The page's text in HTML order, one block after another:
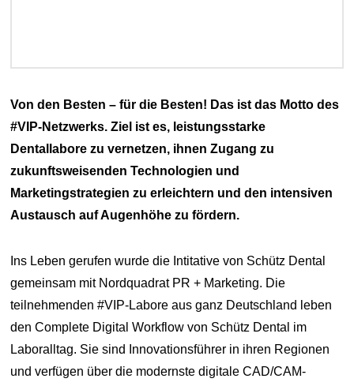
Von den Besten – für die Besten! Das ist das Motto des
#VIP-Netzwerks. Ziel ist es, leistungsstarke
Dentallabore zu vernetzen, ihnen Zugang zu
zukunftsweisenden Technologien und
Marketingstrategien zu erleichtern und den intensiven
Austausch auf Augenhöhe zu fördern.
Ins Leben gerufen wurde die Intitative von Schütz Dental
gemeinsam mit Nordquadrat PR + Marketing. Die
teilnehmenden #VIP-Labore aus ganz Deutschland leben
den Complete Digital Workflow von Schütz Dental im
Laboralltag. Sie sind Innovationsführer in ihren Regionen
und verfügen über die modernste digitale CAD/CAM-